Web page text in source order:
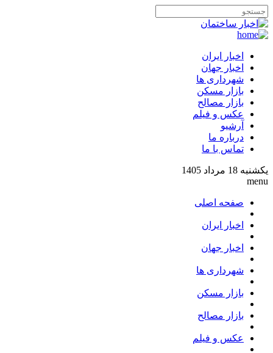
اخبار ایران
اخبار جهان
شهرداری ها
بازار مسکن
بازار مصالح
عکس و فیلم
آرشیو
درباره ما
تماس با ما
يكشنبه 18 مرداد 1405
menu
صفحه اصلی
اخبار ایران
اخبار جهان
شهرداری ها
بازار مسکن
بازار مصالح
عکس و فیلم